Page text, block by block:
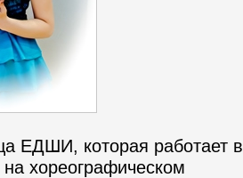
ЕДШИ, которая работает в
хореографическом